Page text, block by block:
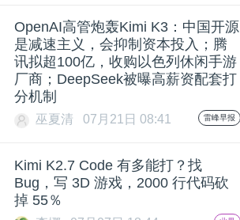
GAIR
专
题
爱
OpenAI高管炮轰Kimi K3：中国开源
是减速主义，会抑制资本投入；腾
讯拟超100亿，收购以色列休闲手游
厂商；DeepSeek被曝高薪资配套打
分机制
巫夏清 07月21日 08:41 雷峰早报
Kimi K2.7 Code 有多能打？找
Bug，写 3D 游戏，2000 行代码砍
掉 55％